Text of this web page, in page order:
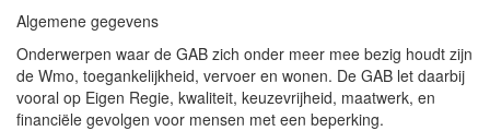
Algemene gegevens
Onderwerpen waar de GAB zich onder meer mee bezig houdt zijn
de Wmo, toegankelijkheid, vervoer en wonen. De GAB let daarbij
vooral op Eigen Regie, kwaliteit, keuzevrijheid, maatwerk, en
financiële gevolgen voor mensen met een beperking.